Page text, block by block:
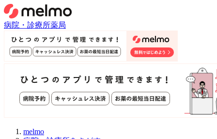
病院・診療所薬局
melmo